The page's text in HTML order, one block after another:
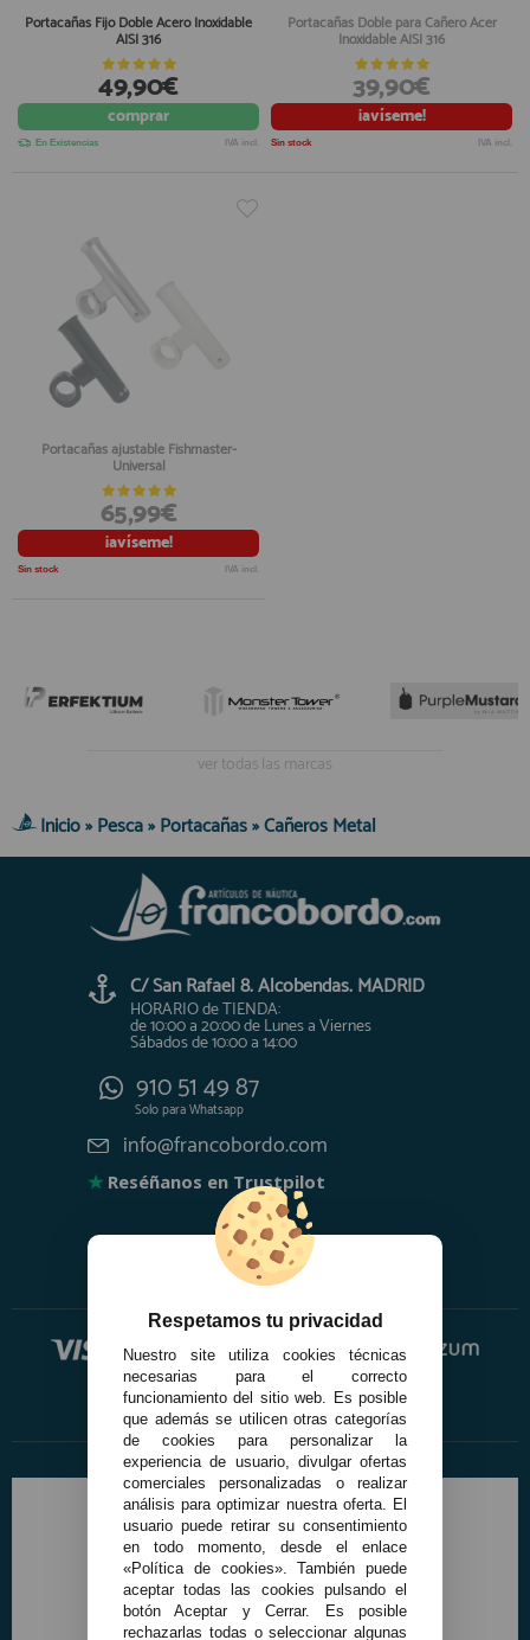
Portacañas Fijo Doble Acero Inoxidable
AISI 316
49,90€
comprar
En Existencias IVA incl.
Portacañas Doble para Cañero Acer
Inoxidable AISI 316
39,90€
¡avíseme!
Sin stock IVA incl.
Portacañas ajustable Fishmaster-
Universal
65,99€
¡avíseme!
Sin stock IVA incl.
ver todas las marcas
Inicio»Pesca»Portacañas»Cañeros Metal
C/ San Rafael 8. Alcobendas. MADRID
HORARIO de TIENDA:
de 10:00 a 20:00 de Lunes a Viernes
Sábados de 10:00 a 14:00
910 51 49 87
Solo paraWhatsapp
info@francobordo.com
★ Reséñanos en Trustpilot
Respetamos tu privacidad
Nuestro site utiliza cookies técnicas
necesarias para el correcto
funcionamiento del sitio web. Es posible
que además se utilicen otras categorías
de cookies para personalizar la
experiencia de usuario, divulgar ofertas
comerciales personalizadas o realizar
análisis para optimizar nuestra oferta. El
usuario puede retirar su consentimiento
en todo momento, desde el enlace
«Política de cookies». También puede
aceptar todas las cookies pulsando el
botón Aceptar y Cerrar. Es posible
rechazarlas todas o seleccionar algunas